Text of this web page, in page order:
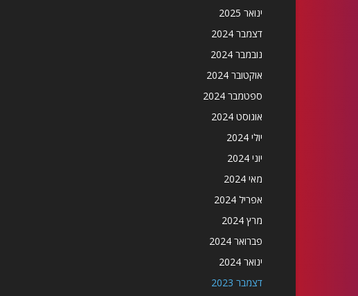
ינואר 2025
דצמבר 2024
נובמבר 2024
אוקטובר 2024
ספטמבר 2024
אוגוסט 2024
יולי 2024
יוני 2024
מאי 2024
אפריל 2024
מרץ 2024
פברואר 2024
ינואר 2024
דצמבר 2023